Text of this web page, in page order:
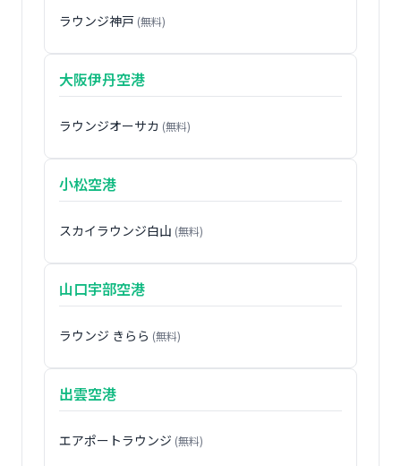
ラウンジ神戸 (無料)
大阪伊丹空港
ラウンジオーサカ (無料)
小松空港
スカイラウンジ白山 (無料)
山口宇部空港
ラウンジ きらら (無料)
出雲空港
エアポートラウンジ (無料)